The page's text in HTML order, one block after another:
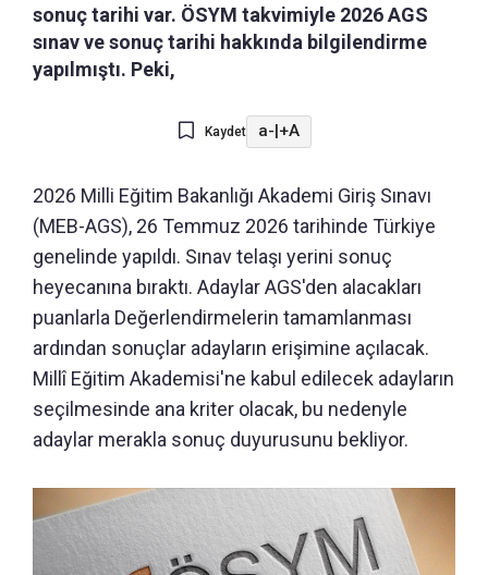
sonuç tarihi var. ÖSYM takvimiyle 2026 AGS
sınav ve sonuç tarihi hakkında bilgilendirme
yapılmıştı. Peki,
Kaydet a-|+A
2026 Milli Eğitim Bakanlığı Akademi Giriş Sınavı
(MEB-AGS), 26 Temmuz 2026 tarihinde Türkiye
genelinde yapıldı. Sınav telaşı yerini sonuç
heyecanına bıraktı. Adaylar AGS'den alacakları
puanlarla Değerlendirmelerin tamamlanması
ardından sonuçlar adayların erişimine açılacak.
Millî Eğitim Akademisi'ne kabul edilecek adayların
seçilmesinde ana kriter olacak, bu nedenyle
adaylar merakla sonuç duyurusunu bekliyor.